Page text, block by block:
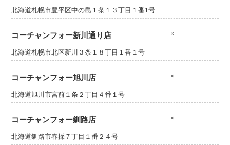
北海道札幌市豊平区中の島１条１３丁目１番1号
コーチャンフォー新川通り店 ×
北海道札幌市北区新川３条１８丁目１番１号
コーチャンフォー旭川店 ×
北海道旭川市宮前１条２丁目４番１号
コーチャンフォー釧路店 ×
北海道釧路市春採７丁目１番２４号